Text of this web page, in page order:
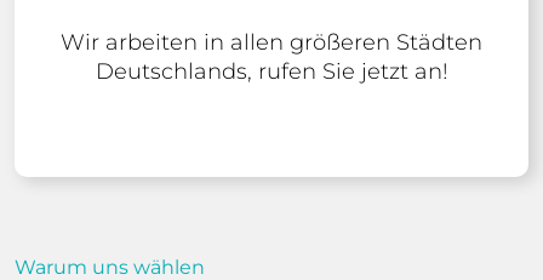
Wir arbeiten in allen größeren Städten
Deutschlands, rufen Sie jetzt an!
Warum uns wählen